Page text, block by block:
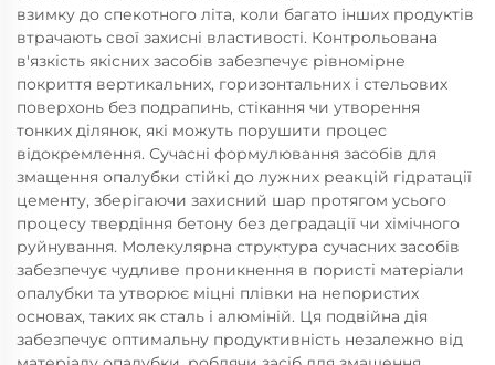
взимку до спекотного літа, коли багато інших продуктів
втрачають свої захисні властивості. Контрольована
в'язкість якісних засобів забезпечує рівномірне
покриття вертикальних, горизонтальних і стельових
поверхонь без подрапинь, стікання чи утворення
тонких ділянок, які можуть порушити процес
відокремлення. Сучасні формулювання засобів для
змащення опалубки стійкі до лужних реакцій гідратації
цементу, зберігаючи захисний шар протягом усього
процесу твердіння бетону без деградації чи хімічного
руйнування. Молекулярна структура сучасних засобів
забезпечує чудливе проникнення в пористі матеріали
опалубки та утворює міцні плівки на непористих
основах, таких як сталь і алюміній. Ця подвійна дія
забезпечує оптимальну продуктивність незалежно від